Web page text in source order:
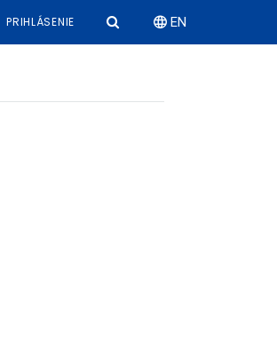
PRIHLÁSENIE EN